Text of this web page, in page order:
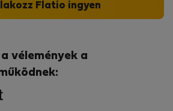
vélemények a
Flatio ingyen